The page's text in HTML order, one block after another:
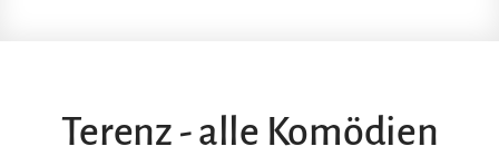
Terenz - alle Komödien